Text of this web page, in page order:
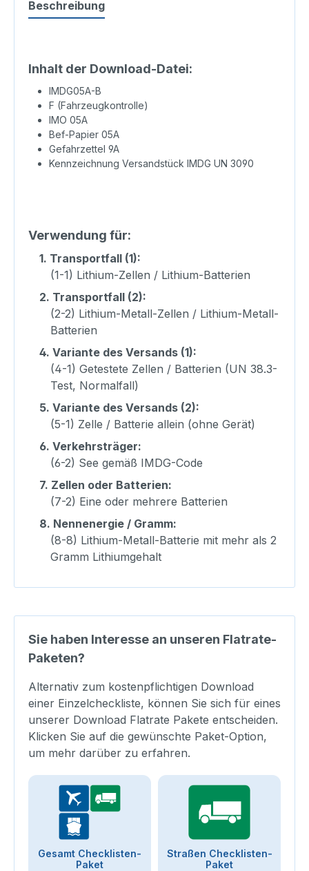
Beschreibung
Inhalt der Download-Datei:
IMDG05A-B
F (Fahrzeugkontrolle)
IMO 05A
Bef-Papier 05A
Gefahrzettel 9A
Kennzeichnung Versandstück IMDG UN 3090
Verwendung für:
1. Transportfall (1):
(1-1) Lithium-Zellen / Lithium-Batterien
2. Transportfall (2):
(2-2) Lithium-Metall-Zellen / Lithium-Metall-
Batterien
4. Variante des Versands (1):
(4-1) Getestete Zellen / Batterien (UN 38.3-
Test, Normalfall)
5. Variante des Versands (2):
(5-1) Zelle / Batterie allein (ohne Gerät)
6. Verkehrsträger:
(6-2) See gemäß IMDG-Code
7. Zellen oder Batterien:
(7-2) Eine oder mehrere Batterien
8. Nennenergie / Gramm:
(8-8) Lithium-Metall-Batterie mit mehr als 2
Gramm Lithiumgehalt
Sie haben Interesse an unseren Flatrate-
Paketen?
Alternativ zum kostenpflichtigen Download
einer Einzelcheckliste, können Sie sich für eines
unserer Download Flatrate Pakete entscheiden.
Klicken Sie auf die gewünschte Paket-Option,
um mehr darüber zu erfahren.
Gesamt Checklisten-
Paket
Straßen Checklisten-
Paket